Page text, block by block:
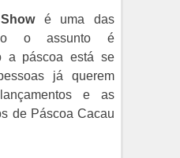
é uma das
o assunto é
a páscoa está se
já querem
e as
de Páscoa Cacau